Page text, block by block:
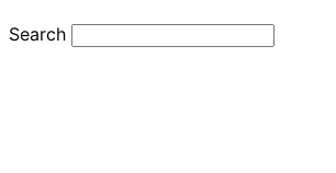
Search